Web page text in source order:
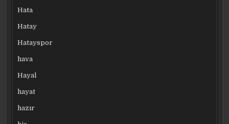
Hata
Hatay
Hatayspor
hava
Hayal
hayat
hazır